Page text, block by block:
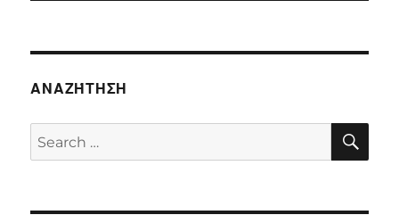
ΑΝΑΖΉΤΗΣΗ
Search
for: